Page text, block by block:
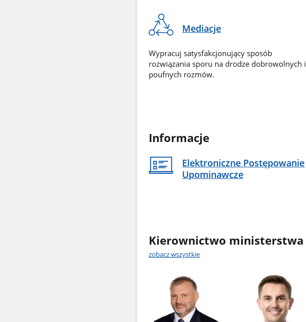
Mediacje
Wypracuj satysfakcjonujący sposób
rozwiązania sporu na drodze dobrowolnych i
poufnych rozmów.
Informacje
Elektroniczne Postępowanie
Upominawcze
Kierownictwo ministerstwa
zobacz wszystkie